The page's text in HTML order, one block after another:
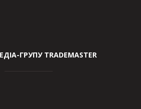
ГРУПУ TRADEMASTER